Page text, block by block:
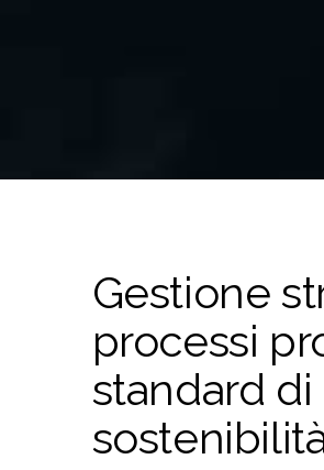
Gestione
processi
standard